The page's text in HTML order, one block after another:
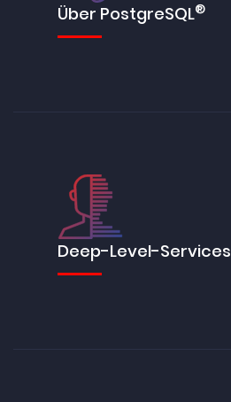
Über PostgreSQL®
Deep-Level-Services